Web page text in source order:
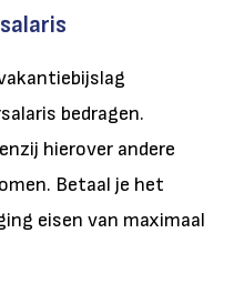
bedragen.
hierover andere
Betaal je het
eisen van maximaal